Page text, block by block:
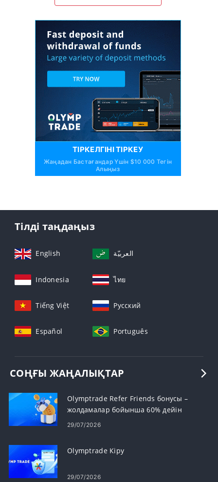
ТІРКЕЛГІНІ ТІРКЕУ
Жаңадан Бастағандар Үшін $10 000 Тегін
Алыңыз
Тілді таңдаңыз
English العربيّة
Indonesia ไทย
Tiếng Việt Русский
Español Português
СОҢҒЫ ЖАҢАЛЫҚТАР
Olymptrade Refer Friends бонусы –
жолдамалар бойынша 60% дейін
комиссия алыңыз
29/07/2026
Olymptrade Кіру
29/07/2026